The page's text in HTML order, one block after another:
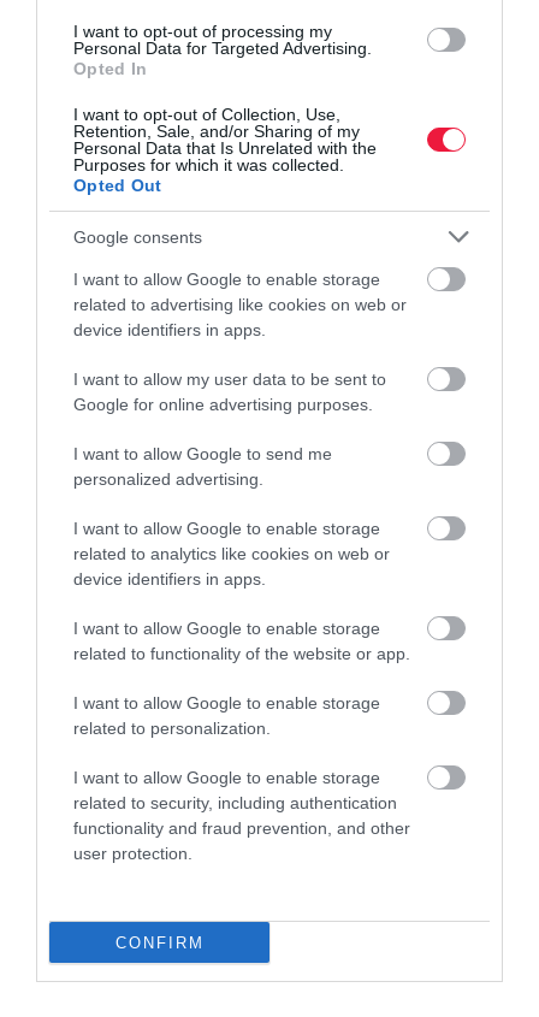
I want to opt-out of processing my
Personal Data for Targeted Advertising.
Opted In
I want to opt-out of Collection, Use,
Retention, Sale, and/or Sharing of my
Personal Data that Is Unrelated with the
Purposes for which it was collected.
Opted Out
Google consents
I want to allow Google to enable storage
related to advertising like cookies on web or
device identifiers in apps.
I want to allow my user data to be sent to
Google for online advertising purposes.
I want to allow Google to send me
personalized advertising.
I want to allow Google to enable storage
related to analytics like cookies on web or
device identifiers in apps.
I want to allow Google to enable storage
related to functionality of the website or app.
I want to allow Google to enable storage
related to personalization.
I want to allow Google to enable storage
related to security, including authentication
functionality and fraud prevention, and other
user protection.
CONFIRM
NÖVÉNYVÉDELEM
Ez a kártevő bogár nem ismer határokat, Brüsszel
is felfigyelt rá
ukrán határ térségében. A kőrisrontó karcsúdíszbogár első ismert
uniós előfordulását június végén erősítették meg Beregsurány